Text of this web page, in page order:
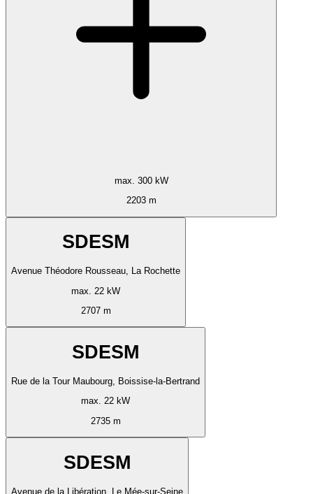
max. 300 kW
2203 m
SDESM
Avenue Théodore Rousseau, La Rochette
max. 22 kW
2707 m
SDESM
Rue de la Tour Maubourg, Boissise-la-Bertrand
max. 22 kW
2735 m
SDESM
Avenue de la Libération, Le Mée-sur-Seine